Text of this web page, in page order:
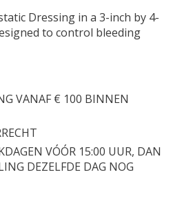
Dressing in a 3-inch by 4-
to control bleeding
VANAF € 100 BINNEN
VÓÓR 15:00 UUR, DAN
DEZELFDE DAG NOG